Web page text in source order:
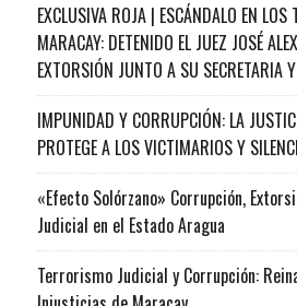
EXCLUSIVA ROJA | ESCÁNDALO EN LOS
MARACAY: DETENIDO EL JUEZ JOSÉ
EXTORSIÓN JUNTO A SU SECRETARIA
IMPUNIDAD Y CORRUPCIÓN: LA
PROTEGE A LOS VICTIMARIOS Y
«Efecto Solórzano» Corrupción,
Judicial en el Estado Aragua
Terrorismo Judicial y Corrupción: